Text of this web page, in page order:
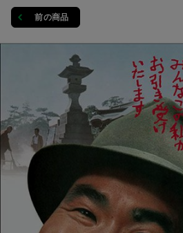
前の商品